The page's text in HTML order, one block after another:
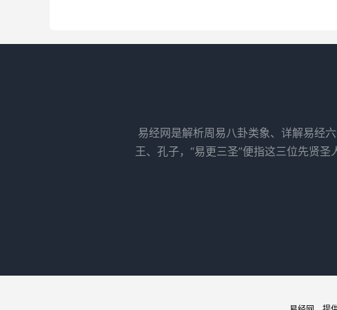
易经网是解析周易八卦类象、详解易经
王、孔子，“易更三圣”便指这三位先贤